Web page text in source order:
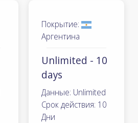
Покрытие:
Аргентина
Unlimited - 10
days
Данные: Unlimited
Срок действия: 10
Дни